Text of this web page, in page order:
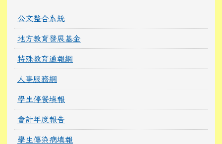
公文整合系統
地方教育發展基金
特殊教育通報網
人事服務網
學生停餐填報
會計年度報告
學生傳染病填報